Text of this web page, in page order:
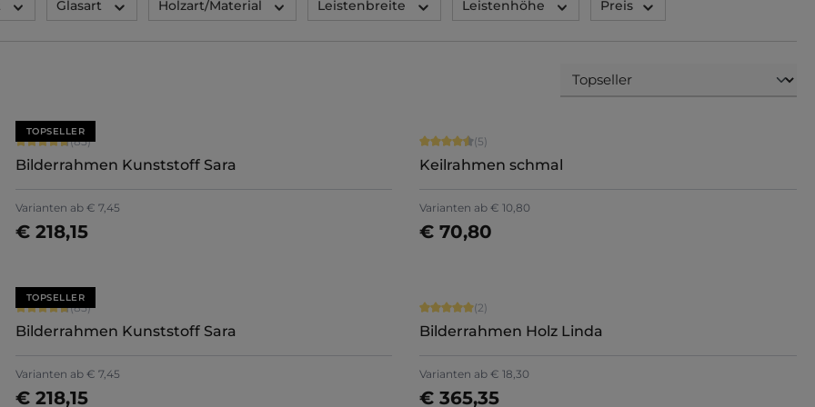
Glasart Holzart/Material Leistenbreite Leistenhöhe Preis
TOPSELLER
Durchschnittliche Bewertung von 4.71 von 5 Sternen
(85)
Bilderrahmen Kunststoff Sara
Varianten ab€ 7,45
€ 218,15
Jetzt konfigurieren
Durchschnittliche Bewertung von 4.6 von 5 Sternen
(5)
Keilrahmen schmal
Varianten ab € 10,80
€ 70,80
Details
TOPSELLER
Durchschnittliche Bewertung von 4.71 von 5 Sternen
(85)
Bilderrahmen Kunststoff Sara
Varianten ab€ 7,45
€ 218,15
Durchschnittliche Bewertung von 5 von 5 Sternen
(2)
Bilderrahmen Holz Linda
Varianten ab € 18,30
€ 365,35